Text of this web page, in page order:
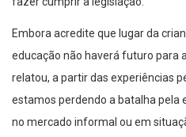
Embora acredite que lugar da
educação não haverá futuro para
relatou, a partir das experiências
estamos perdendo a batalha pela
no mercado informal ou em